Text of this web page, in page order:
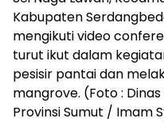
Kabupaten
mengikuti video
turut ikut dalam
pesisir pantai dan
mangrove. (Foto :
Provinsi Sumut / Imam